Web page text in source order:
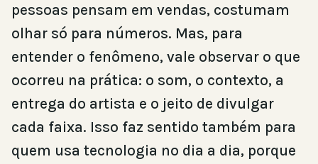
pessoas pensam em vendas, costumam
olhar só para números. Mas, para
entender o fenômeno, vale observar o que
ocorreu na prática: o som, o contexto, a
entrega do artista e o jeito de divulgar
cada faixa. Isso faz sentido também para
quem usa tecnologia no dia a dia, porque